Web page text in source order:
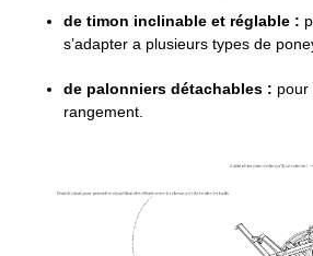
de timon inclinable et réglable :
s’adapter a plusieurs types de
de palonniers détachables : pour
rangement.